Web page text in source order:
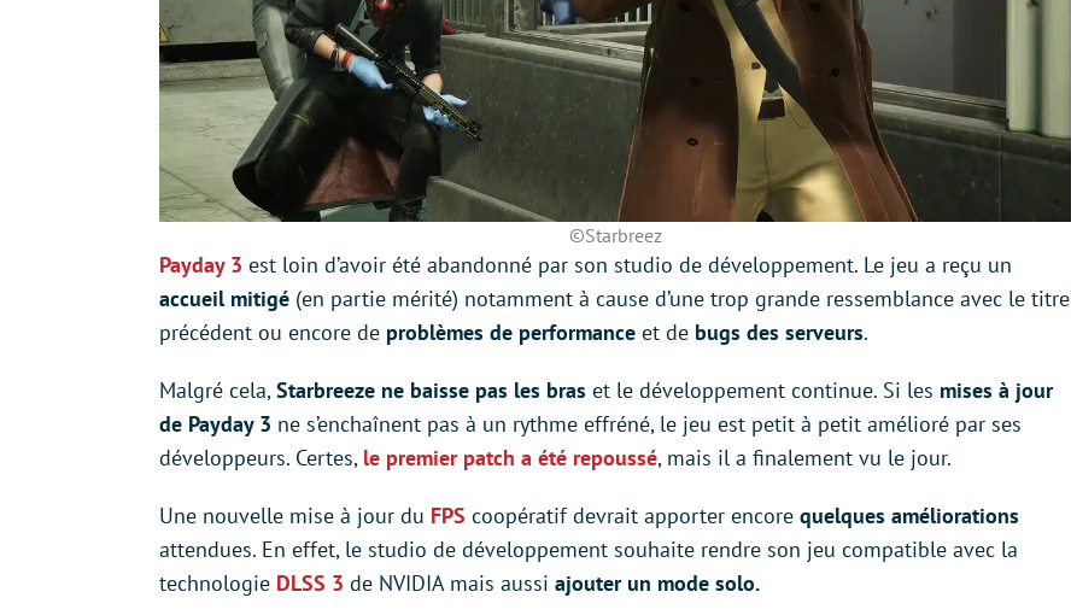
©Starbreez
Payday 3 est loin d’avoir été abandonné par son studio de développement. Le jeu a reçu un
accueil mitigé (en partie mérité) notamment à cause d’une trop grande ressemblance avec le titre
précédent ou encore de problèmes de performance et de bugs des serveurs.
Malgré cela,Starbreeze ne baisse pas les bras et le développement continue. Si les mises à jour
de Payday 3 ne s’enchaînent pas à un rythme effréné, le jeu est petit à petit amélioré par ses
développeurs. Certes, le premier patch a été repoussé, mais il a finalement vu le jour.
Une nouvelle mise à jour du FPS coopératif devrait apporter encore quelques améliorations
attendues. En effet, le studio de développement souhaite rendre son jeu compatible avec la
technologie DLSS 3 de NVIDIA mais aussi ajouter un mode solo.